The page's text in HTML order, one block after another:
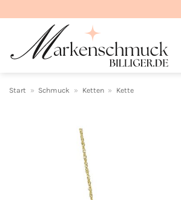
springen
Start » Schmuck » Ketten » Kette